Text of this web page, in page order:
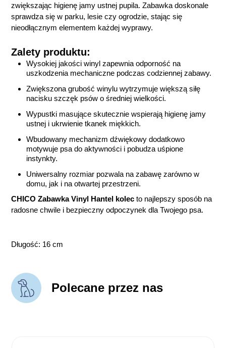
zwiększając higienę jamy ustnej pupila. Zabawka doskonale
sprawdza się w parku, lesie czy ogrodzie, stając się
nieodłącznym elementem każdej wyprawy.
Zalety produktu:
Wysokiej jakości winyl zapewnia odporność na
uszkodzenia mechaniczne podczas codziennej zabawy.
Zwiększona grubość winylu wytrzymuje większą siłę
nacisku szczęk psów o średniej wielkości.
Wypustki masujące skutecznie wspierają higienę jamy
ustnej i ukrwienie tkanek miękkich.
Wbudowany mechanizm dźwiękowy dodatkowo
motywuje psa do aktywności i pobudza uśpione
instynkty.
Uniwersalny rozmiar pozwala na zabawę zarówno w
domu, jak i na otwartej przestrzeni.
CHICO Zabawka Vinyl Hantel kolec to najlepszy sposób na
radosne chwile i bezpieczny odpoczynek dla Twojego psa.
Długość: 16 cm
Polecane przez nas